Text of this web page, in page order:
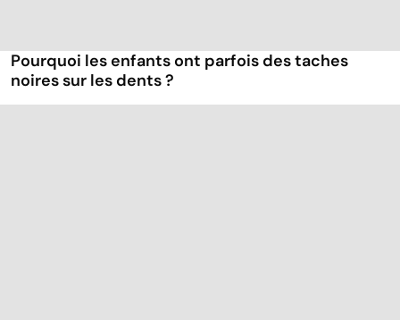
Pourquoi les enfants ont parfois des taches
noires sur les dents ?